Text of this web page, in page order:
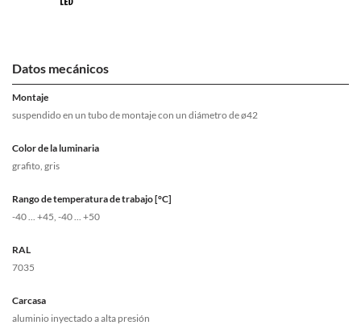
Datos mecánicos
Montaje
suspendido en un tubo de montaje con un diámetro de ø42
Color de la luminaria
grafito, gris
Rango de temperatura de trabajo [°C]
-40 ... +45, -40 ... +50
RAL
7035
Carcasa
aluminio inyectado a alta presión